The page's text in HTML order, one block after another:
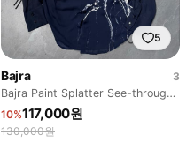
5
Bajra
3
Bajra Paint Splatter See-through
Shirt
10%117,000원
130,000원